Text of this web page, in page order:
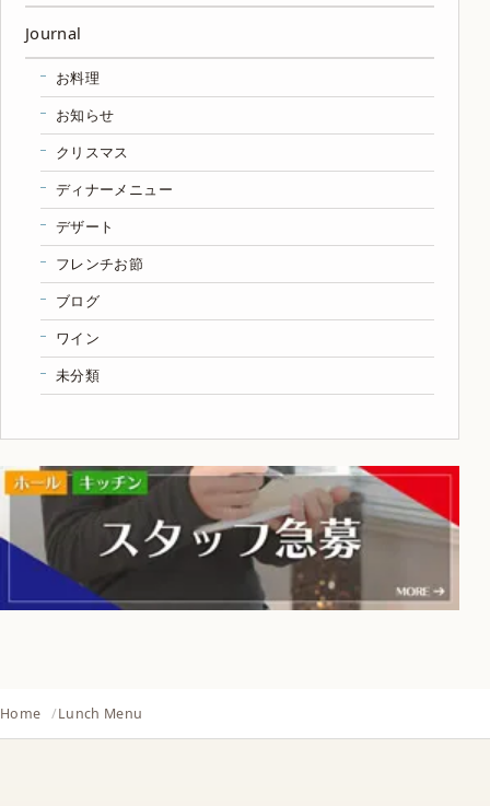
Journal
お料理
お知らせ
クリスマス
ディナーメニュー
デザート
フレンチお節
ブログ
ワイン
未分類
Home Lunch Menu